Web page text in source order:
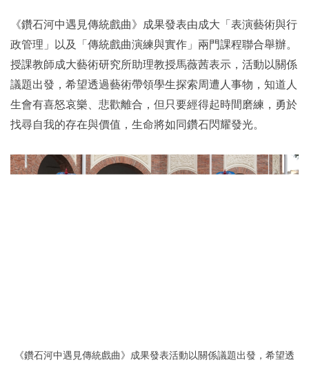
《鑽石河中遇見傳統戲曲》成果發表由成大「表演藝術與行
政管理」以及「傳統戲曲演練與實作」兩門課程聯合舉辦。
授課教師成大藝術研究所助理教授馬薇茜表示，活動以關係
議題出發，希望透過藝術帶領學生探索周遭人事物，知道人
生會有喜怒哀樂、悲歡離合，但只要經得起時間磨練，勇於
找尋自我的存在與價值，生命將如同鑽石閃耀發光。
《鑽石河中遇見傳統戲曲》成果發表活動以關係議題出發，希望透